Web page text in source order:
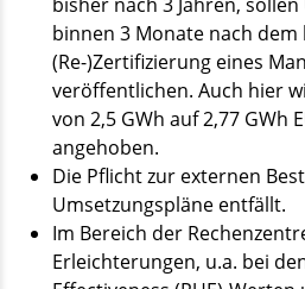
binnen 3 Monate nach
(Re-)Zertifizierung eines
veröffentlichen. Auch hier
von 2,5 GWh auf 2,77 GWh
angehoben.
Die Pflicht zur externen
Umsetzungspläne entfällt.
Im Bereich der
Erleichterungen, u.a. bei